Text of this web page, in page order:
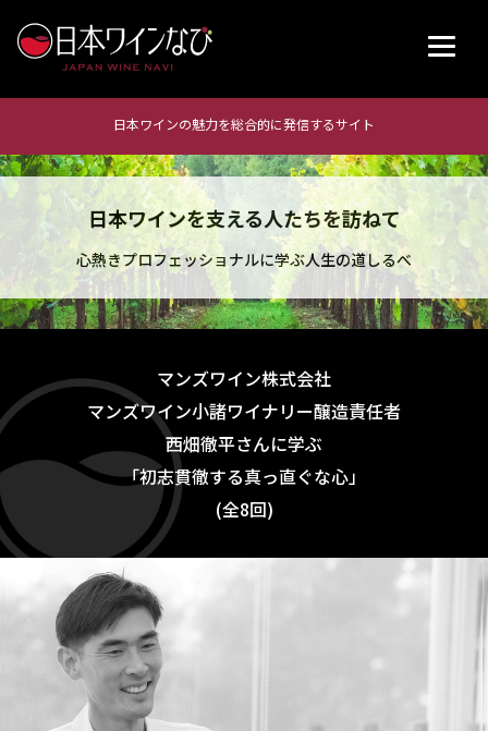
日本ワインの魅力を総合的に発信するサイト
日本ワインを支える人たちを訪ねて
心熱きプロフェッショナルに学ぶ人生の道しるべ
マンズワイン株式会社
マンズワイン小諸ワイナリー醸造責任者
西畑徹平さんに学ぶ
「初志貫徹する真っ直ぐな心」
(全8回)